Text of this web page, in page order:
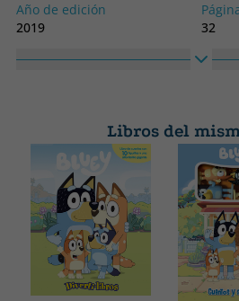
Año de edición
2019
32
Idioma
Libros del